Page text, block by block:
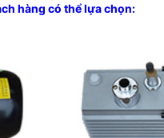
hàng có thể lựa chọn: